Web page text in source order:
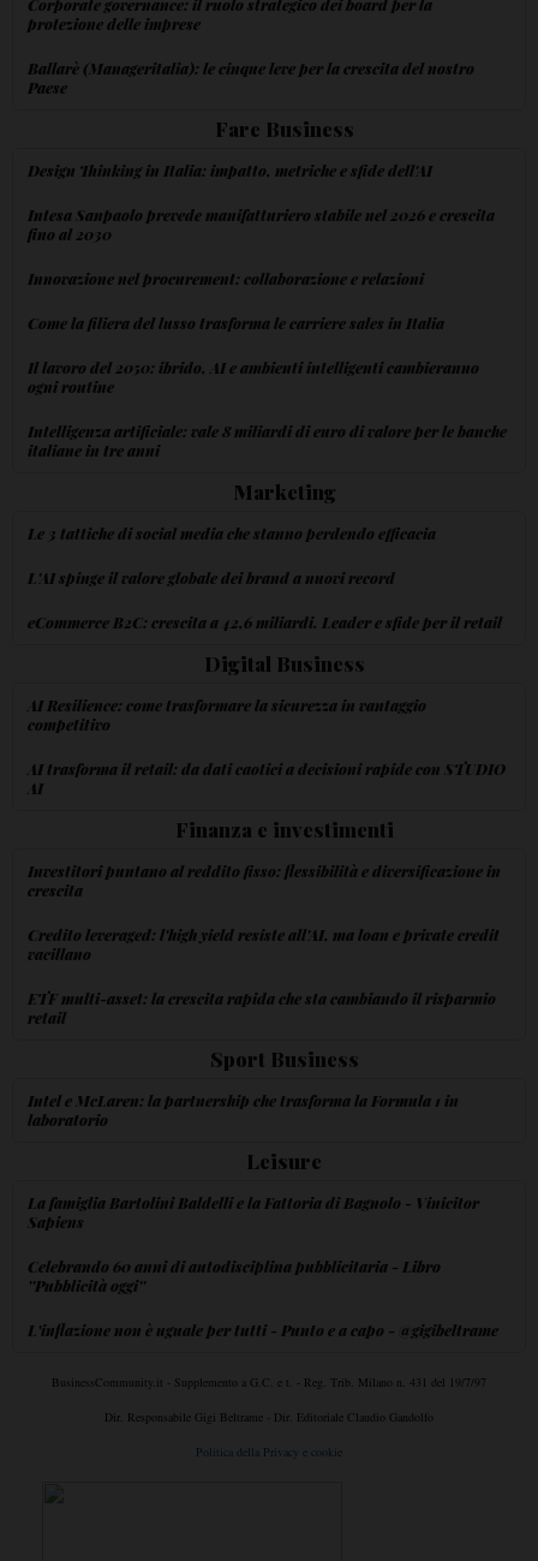
Corporate governance: il ruolo strategico dei board per la
protezione delle imprese
Ballarè (Manageritalia): le cinque leve per la crescita del nostro
Paese
Fare Business
Design Thinking in Italia: impatto, metriche e sfide dell'AI
Intesa Sanpaolo prevede manifatturiero stabile nel 2026 e crescita
fino al 2030
Innovazione nel procurement: collaborazione e relazioni
Come la filiera del lusso trasforma le carriere sales in Italia
Il lavoro del 2050: ibrido, AI e ambienti intelligenti cambieranno
ogni routine
Intelligenza artificiale: vale 8 miliardi di euro di valore per le banche
italiane in tre anni
Marketing
Le 3 tattiche di social media che stanno perdendo efficacia
L'AI spinge il valore globale dei brand a nuovi record
eCommerce B2C: crescita a 42,6 miliardi. Leader e sfide per il retail
Digital Business
AI Resilience: come trasformare la sicurezza in vantaggio
competitivo
AI trasforma il retail: da dati caotici a decisioni rapide con STUDIO
AI
Finanza e investimenti
Investitori puntano al reddito fisso: flessibilità e diversificazione in
crescita
Credito leveraged: l'high yield resiste all'AI, ma loan e private credit
vacillano
ETF multi-asset: la crescita rapida che sta cambiando il risparmio
retail
Sport Business
Intel e McLaren: la partnership che trasforma la Formula 1 in
laboratorio
Leisure
La famiglia Bartolini Baldelli e la Fattoria di Bagnolo - Vinicitor
Sapiens
Celebrando 60 anni di autodisciplina pubblicitaria - Libro
''Pubblicità oggi''
L'inflazione non è uguale per tutti - Punto e a capo - @gigibeltrame
BusinessCommunity.it - Supplemento a G.C. e t. - Reg. Trib. Milano n. 431 del 19/7/97
Dir. Responsabile Gigi Beltrame - Dir. Editoriale Claudio Gandolfo
Politica della Privacy e cookie